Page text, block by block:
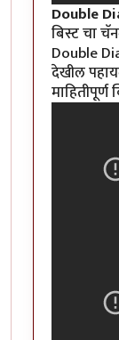
Double
बिस्ट चा
Double
देखील
माहितीपूर्ण